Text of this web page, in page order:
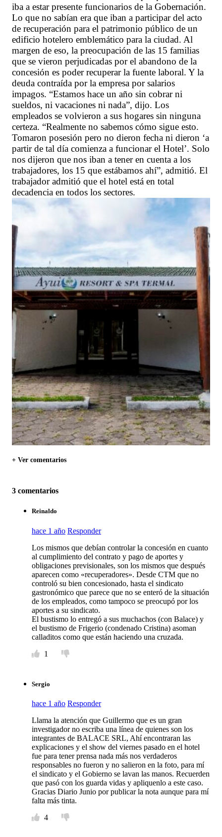
iba a estar presente funcionarios de la Gobernación.
Lo que no sabían era que iban a participar del acto
de recuperación para el patrimonio público de un
edificio hotelero emblemático para la ciudad. Al
margen de eso, la preocupación de las 15 familias
que se vieron perjudicadas por el abandono de la
concesión es poder recuperar la fuente laboral. Y la
deuda contraída por la empresa por salarios
impagos. “Estamos hace un año sin cobrar ni
sueldos, ni vacaciones ni nada”, dijo. Los
empleados se volvieron a sus hogares sin ninguna
certeza. “Realmente no sabemos cómo sigue esto.
Tomaron posesión pero no dieron fecha ni dieron ‘a
partir de tal día comienza a funcionar el Hotel’. Solo
nos dijeron que nos iban a tener en cuenta a los
trabajadores, los 15 que estábamos ahí”, admitió. El
trabajador admitió que el hotel está en total
decadencia en todos los sectores.
+ Ver comentarios
3 comentarios
Reinaldo
hace 1 año Responder
Los mismos que debían controlar la concesión en cuanto
al cumplimiento del contrato y pago de aportes y
obligaciones previsionales, son los mismos que después
aparecen como «recuperadores». Desde CTM que no
controló su bien concesionado, hasta el sindicato
gastronómico que parece que no se enteró de la situación
de los empleados, como tampoco se preocupó por los
aportes a su sindicato.
El bustismo lo entregó a sus muchachos (con Balace) y
el bustismo de Frigerio (condenado Cristina) asoman
calladitos como que están haciendo una cruzada.
1
Sergio
hace 1 año Responder
Llama la atención que Guillermo que es un gran
investigador no escriba una línea de quienes son los
integrantes de BALACE SRL, Ahí encontraran las
explicaciones y el show del viernes pasado en el hotel
fue para tener prensa nada más nos verdaderos
responsables no fueron y no salieron en la foto, para mí
el sindicato y el Gobierno se lavan las manos. Recuerden
que pasó con los guarda vidas y apliquenlo a este caso.
Gracias Diario Junio por publicar la nota aunque para mí
falta más tinta.
4